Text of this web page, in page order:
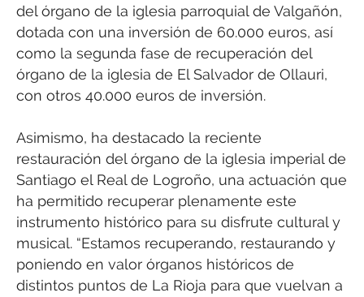
del órgano de la iglesia parroquial de Valgañón,
dotada con una inversión de 60.000 euros, así
como la segunda fase de recuperación del
órgano de la iglesia de El Salvador de Ollauri,
con otros 40.000 euros de inversión.
Asimismo, ha destacado la reciente
restauración del órgano de la iglesia imperial de
Santiago el Real de Logroño, una actuación que
ha permitido recuperar plenamente este
instrumento histórico para su disfrute cultural y
musical. “Estamos recuperando, restaurando y
poniendo en valor órganos históricos de
distintos puntos de La Rioja para que vuelvan a